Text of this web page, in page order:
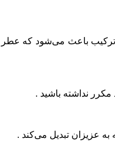
ترکیب باعث می‌شود که
نداشته باشید .
عزیزان تبدیل می‌کند .